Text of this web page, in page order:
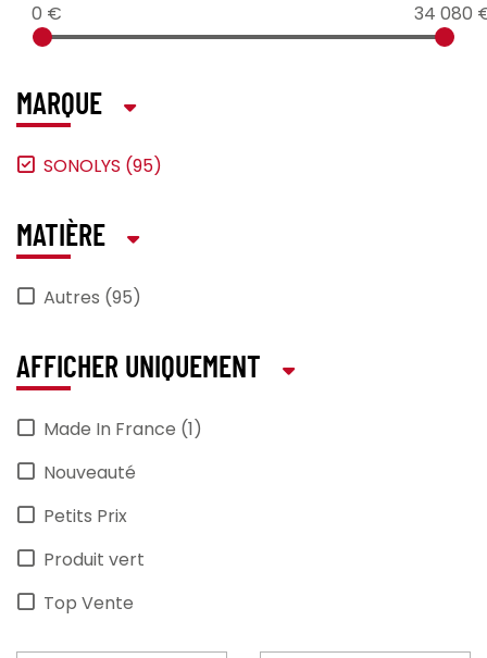
0 € 34 080
MARQUE
SONOLYS (95)
MATIÈRE
Autres (95)
AFFICHER UNIQUEMENT
Made In France (1)
Nouveauté
Petits Prix
Produit vert
Top Vente